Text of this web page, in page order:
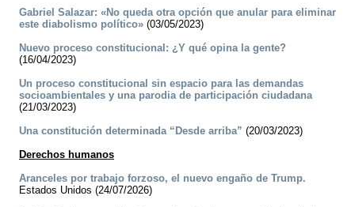
Gabriel Salazar: «No queda otra opción que anular para eliminar
este diabolismo político» (03/05/2023)
Nuevo proceso constitucional: ¿Y qué opina la gente?
(16/04/2023)
Un proceso constitucional sin espacio para las demandas
socioambientales y una parodia de participación ciudadana
(21/03/2023)
Una constitución determinada “Desde arriba” (20/03/2023)
Derechos humanos
Aranceles por trabajo forzoso, el nuevo engaño de Trump.
Estados Unidos (24/07/2026)